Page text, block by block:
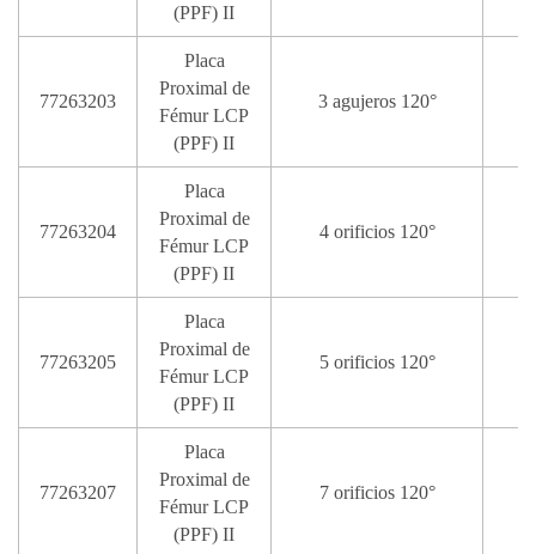
(PPF) II
77263203
Placa
Proximal de
Fémur LCP
(PPF) II
3 agujeros 120°
77263204
Placa
Proximal de
Fémur LCP
(PPF) II
4 orificios 120°
77263205
Placa
Proximal de
Fémur LCP
(PPF) II
5 orificios 120°
77263207
Placa
Proximal de
Fémur LCP
(PPF) II
7 orificios 120°